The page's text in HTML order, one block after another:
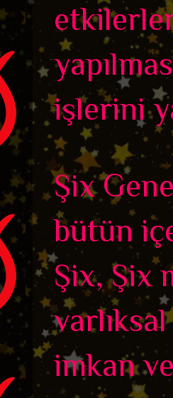
işlerini
Şix
bütün
Şix, Şix
imkan